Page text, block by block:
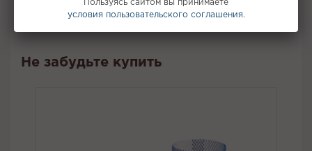
Черника, Мята
Не забудьте купить
Пользуясь сайтом вы принимаете
условия пользовательского соглашения.